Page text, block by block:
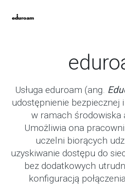
Usługa eduroam (ang.
udostępnienie bezpiecznej
w ramach środowiska
Umożliwia ona
uczelni biorących
uzyskiwanie dostępu do
bez dodatkowych
konfiguracją